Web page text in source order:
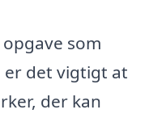
som
er det vigtigt at
der kan